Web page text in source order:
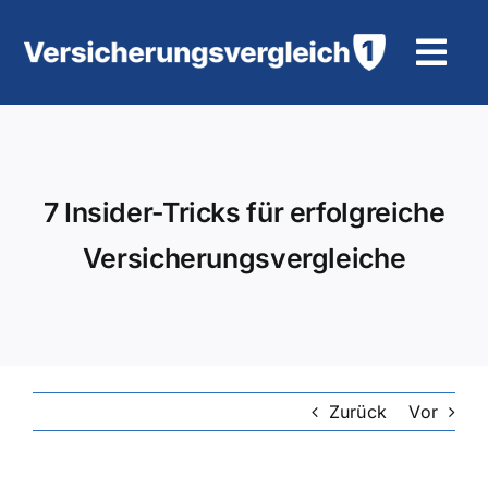
Inhalt
Motorradversicherung
7 Insider-Tricks für erfolgreiche
Versicherungsvergleiche
Zurück Vor